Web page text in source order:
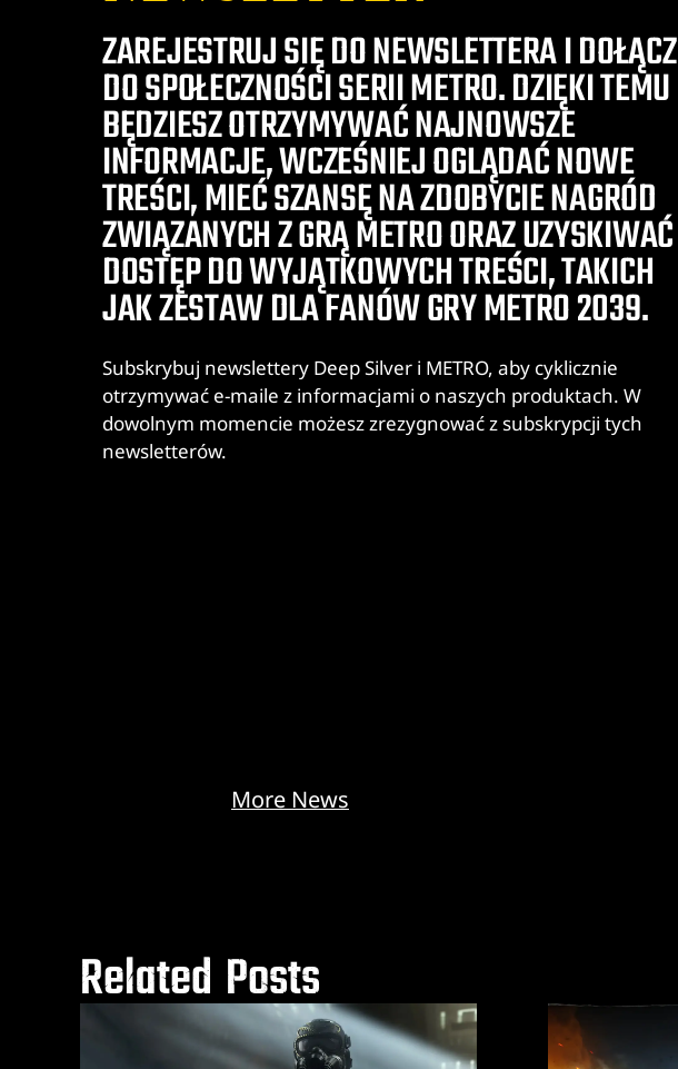
ZAREJESTRUJ SIĘ DO NEWSLETTERA I DOŁĄCZ
DO SPOŁECZNOŚCI SERII METRO. DZIĘKI TEMU
BĘDZIESZ OTRZYMYWAĆ NAJNOWSZE
INFORMACJE, WCZEŚNIEJ OGLĄDAĆ NOWE
TREŚCI, MIEĆ SZANSĘ NA ZDOBYCIE NAGRÓD
ZWIĄZANYCH Z GRĄ METRO ORAZ UZYSKIWAĆ
DOSTĘP DO WYJĄTKOWYCH TREŚCI, TAKICH
JAK ZESTAW DLA FANÓW GRY METRO 2039.
Subskrybuj newslettery Deep Silver i METRO, aby cyklicznie
otrzymywać e-maile z informacjami o naszych produktach. W
dowolnym momencie możesz zrezygnować z subskrypcji tych
newsletterów.
More News
Related Posts